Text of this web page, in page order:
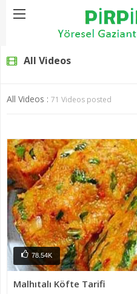
Home Page 2
All Videos
All Videos : 71 Videos posted
78.54K
Malhıtalı Köfte Tarifi